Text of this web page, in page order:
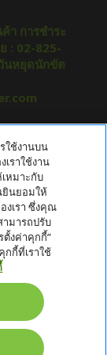
า การชำระ
: 02-825-
นหยุดนักขัต
ใช้งานบน
เราใช้งาน
หมาะกับ
ยินยอมให้
งเรา ซึ่งคุณ
มารถปรับ
ตั้งค่าคุกกี้”
กกี้ที่เราใช้